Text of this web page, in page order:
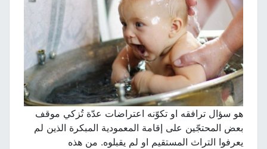
هو سؤال ترافقه او تكوّنه اعتراضات عدّة تُزكي موقف
بعض المحتجّين على إقامة المعمودية المبكرة الذين لم
يعرفوا التراث المستقيم او لم يقبلوه. من هذه